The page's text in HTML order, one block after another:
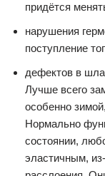
придётся
нарушения
поступление
дефектов в
Лучше всего
особенно
Нормально
состоянии,
эластичным,